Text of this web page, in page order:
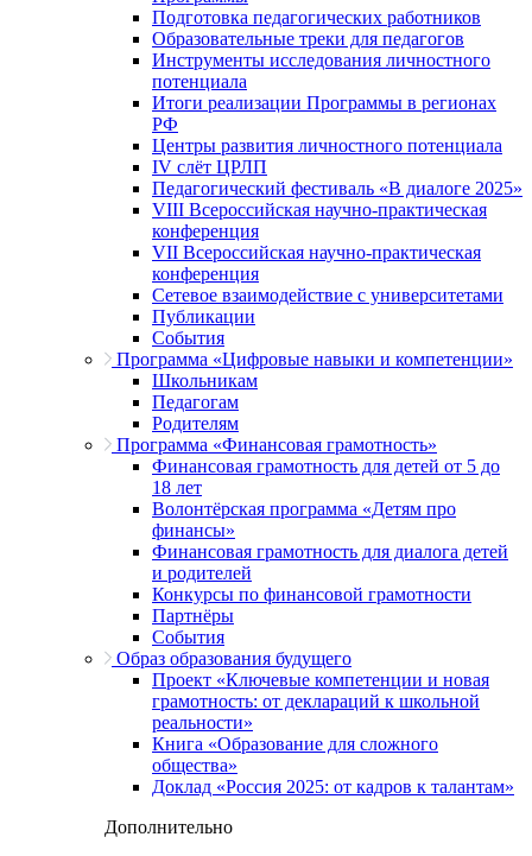
Подготовка педагогических работников
Образовательные треки для педагогов
Инструменты исследования личностного
потенциала
Итоги реализации Программы в регионах
РФ
Центры развития личностного потенциала
IV слёт ЦРЛП
Педагогический фестиваль «В диалоге 2025»
VIII Всероссийская научно-практическая
конференция
VII Всероссийская научно-практическая
конференция
Сетевое взаимодействие с университетами
Публикации
События
Программа «Цифровые навыки и компетенции»
Школьникам
Педагогам
Родителям
Программа «Финансовая грамотность»
Финансовая грамотность для детей от 5 до
18 лет
Волонтёрская программа «Детям про
финансы»
Финансовая грамотность для диалога детей
и родителей
Конкурсы по финансовой грамотности
Партнёры
События
Образ образования будущего
Проект «Ключевые компетенции и новая
грамотность: от деклараций к школьной
реальности»
Книга «Образование для сложного
общества»
Доклад «Россия 2025: от кадров к талантам»
Дополнительно